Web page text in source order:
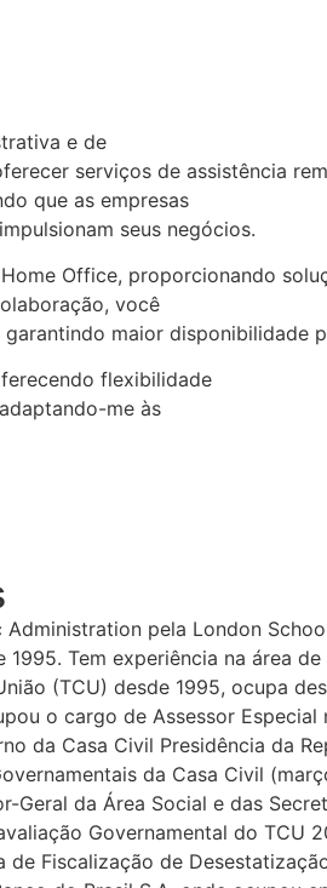
e de
serviços de assistência
que as empresas
seus negócios.
Office, proporcionando
você
maior
flexibilidade
me às
pela London
Tem experiência na área
(TCU) desde 1995, ocupa
o cargo de Assessor
da Casa Civil Presidência da
da Casa Civil
Geral da Área Social e das
Governamental do TCU
Fiscalização de